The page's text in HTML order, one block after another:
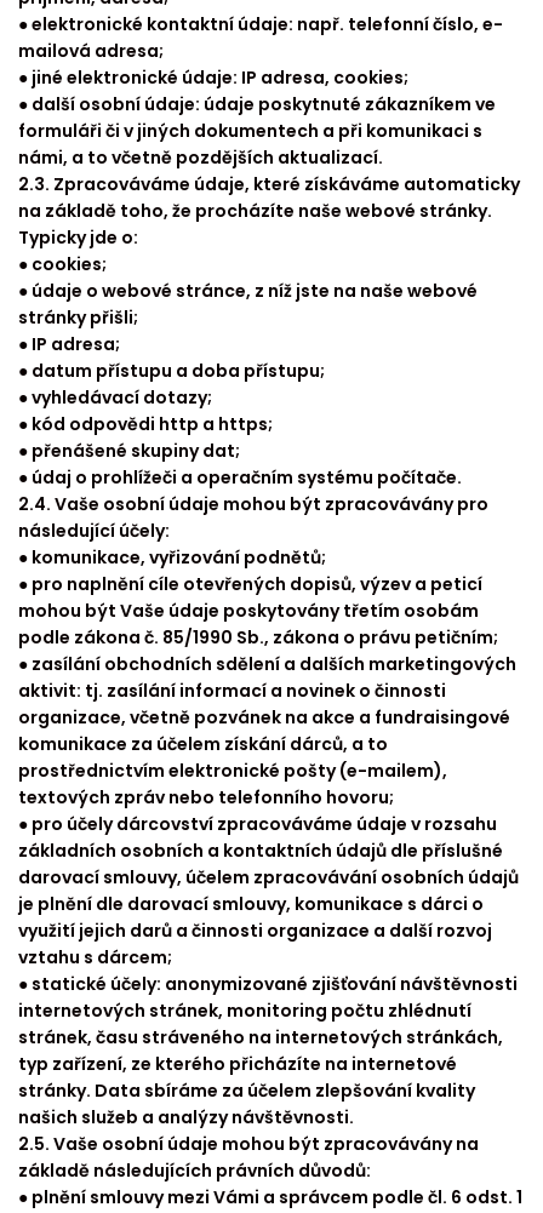
● elektronické kontaktní údaje: např. telefonní číslo, e-
mailová adresa;
● jiné elektronické údaje: IP adresa, cookies;
● další osobní údaje: údaje poskytnuté zákazníkem ve
formuláři či v jiných dokumentech a při komunikaci s
námi, a to včetně pozdějších aktualizací.
2.3. Zpracováváme údaje, které získáváme automaticky
na základě toho, že procházíte naše webové stránky.
Typicky jde o:
● cookies;
● údaje o webové stránce, z níž jste na naše webové
stránky přišli;
● IP adresa;
● datum přístupu a doba přístupu;
● vyhledávací dotazy;
● kód odpovědi http a https;
● přenášené skupiny dat;
● údaj o prohlížeči a operačním systému počítače.
2.4. Vaše osobní údaje mohou být zpracovávány pro
následující účely:
● komunikace, vyřizování podnětů;
● pro naplnění cíle otevřených dopisů, výzev a peticí
mohou být Vaše údaje poskytovány třetím osobám
podle zákona č. 85/1990 Sb., zákona o právu petičním;
● zasílání obchodních sdělení a dalších marketingových
aktivit: tj. zasílání informací a novinek o činnosti
organizace, včetně pozvánek na akce a fundraisingové
komunikace za účelem získání dárců, a to
prostřednictvím elektronické pošty (e-mailem),
textových zpráv nebo telefonního hovoru;
● pro účely dárcovství zpracováváme údaje v rozsahu
základních osobních a kontaktních údajů dle příslušné
darovací smlouvy, účelem zpracovávání osobních údajů
je plnění dle darovací smlouvy, komunikace s dárci o
využití jejich darů a činnosti organizace a další rozvoj
vztahu s dárcem;
● statické účely: anonymizované zjišťování návštěvnosti
internetových stránek, monitoring počtu zhlédnutí
stránek, času stráveného na internetových stránkách,
typ zařízení, ze kterého přicházíte na internetové
stránky. Data sbíráme za účelem zlepšování kvality
našich služeb a analýzy návštěvnosti.
2.5. Vaše osobní údaje mohou být zpracovávány na
základě následujících právních důvodů:
● plnění smlouvy mezi Vámi a správcem podle čl. 6 odst. 1